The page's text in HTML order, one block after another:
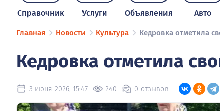
Справочник Услуги Объявления Авто
Главная Новости Культура Кедровка отметила
Кедровка отметила
3 июня 2026, 15:47 240 0 отзывов